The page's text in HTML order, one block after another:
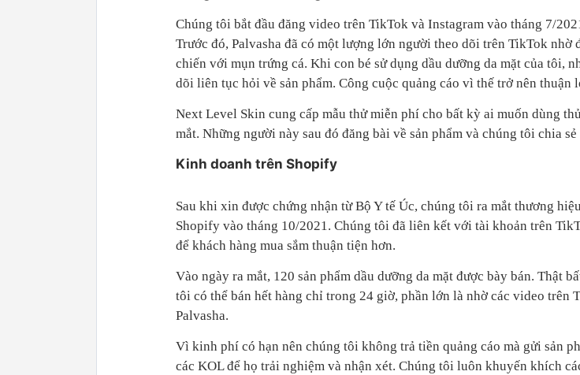
Chúng tôi bắt đầu đăng video trên TikTok và Instagram vào tháng 7/
Trước đó, Palvasha đã có một lượng lớn người theo dõi trên TikTok nhờ
chiến với mụn trứng cá. Khi con bé sử dụng dầu dưỡng da mặt của tôi,
dõi liên tục hỏi về sản phẩm. Công cuộc quảng cáo vì thế trở nên thuận
Next Level Skin cung cấp mẫu thử miễn phí cho bất kỳ ai muốn dùng
mắt. Những người này sau đó đăng bài về sản phẩm và chúng tôi chia
Kinh doanh trên Shopify
Sau khi xin được chứng nhận từ Bộ Y tế Úc, chúng tôi ra mắt thương
Shopify vào tháng 10/2021. Chúng tôi đã liên kết với tài khoản trên
để khách hàng mua sắm thuận tiện hơn.
Vào ngày ra mắt, 120 sản phẩm dầu dưỡng da mặt được bày bán. Thật
tôi có thể bán hết hàng chỉ trong 24 giờ, phần lớn là nhờ các video trên
Palvasha.
Vì kinh phí có hạn nên chúng tôi không trả tiền quảng cáo mà gửi sản
các KOL để họ trải nghiệm và nhận xét. Chúng tôi luôn khuyến khích